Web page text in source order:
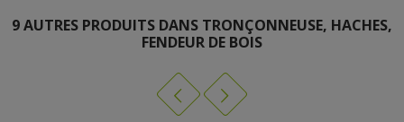
9 AUTRES PRODUITS DANS TRONÇONNEUSE, HACHES,
FENDEUR DE BOIS